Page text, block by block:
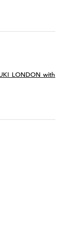
LONDON with